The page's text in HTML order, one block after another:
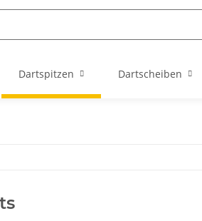
Dartspitzen Dartscheiben